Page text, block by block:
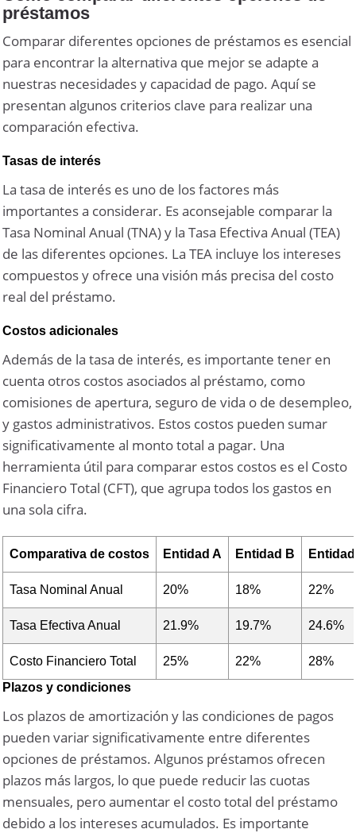
préstamos
Comparar diferentes opciones de préstamos es esencial
para encontrar la alternativa que mejor se adapte a
nuestras necesidades y capacidad de pago. Aquí se
presentan algunos criterios clave para realizar una
comparación efectiva.
Tasas de interés
La tasa de interés es uno de los factores más
importantes a considerar. Es aconsejable comparar la
Tasa Nominal Anual (TNA) y la Tasa Efectiva Anual (TEA)
de las diferentes opciones. La TEA incluye los intereses
compuestos y ofrece una visión más precisa del costo
real del préstamo.
Costos adicionales
Además de la tasa de interés, es importante tener en
cuenta otros costos asociados al préstamo, como
comisiones de apertura, seguro de vida o de desempleo,
y gastos administrativos. Estos costos pueden sumar
significativamente al monto total a pagar. Una
herramienta útil para comparar estos costos es el Costo
Financiero Total (CFT), que agrupa todos los gastos en
una sola cifra.
Comparativa de costos Entidad A Entidad B
Tasa Nominal Anual 20% 18% 22%
Tasa Efectiva Anual 21.9% 19.7% 24.6%
Costo Financiero Total 25% 22%
28%
Plazos y condiciones
Los plazos de amortización y las condiciones de pagos
pueden variar significativamente entre diferentes
opciones de préstamos. Algunos préstamos ofrecen
plazos más largos, lo que puede reducir las cuotas
mensuales, pero aumentar el costo total del préstamo
debido a los intereses acumulados. Es importante